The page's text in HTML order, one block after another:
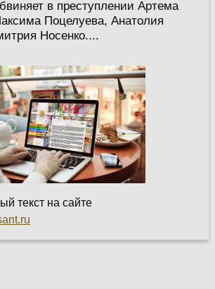
в преступлении Артема
Поцелуева, Анатолия
Носенко....
текст на сайте